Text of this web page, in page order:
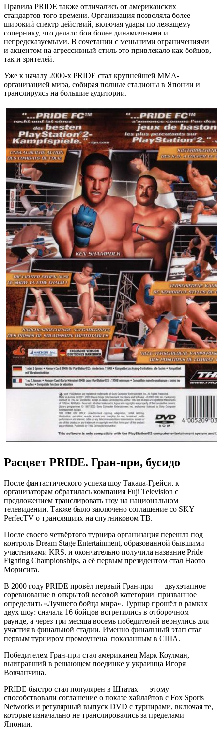
Правила PRIDE также отличались от американских
стандартов того времени. Организация позволяла более
широкий спектр действий, включая удары по лежащему
сопернику, что делало бои более динамичными и
непредсказуемыми. В сочетании с меньшими ограничениями
и акцентом на агрессивный стиль это привлекало как бойцов,
так и зрителей.
Уже к началу 2000-х PRIDE стал крупнейшей ММА-
организацией мира, собирая полные стадионы в Японии и
транслируясь на большие аудитории.
Расцвет PRIDE. Гран-при, бусидо
После фантастического успеха шоу Такада-Грейси, к
организаторам обратилась компания Fuji Television с
предложением транслировать шоу на национальном
телевидении. Также было заключено соглашение со SKY
PerfecTV о трансляциях на спутниковом ТВ.
После своего четвёртого турнира организация перешла под
контроль Dream Stage Entertainment, образованной бывшими
участниками KRS, и окончательно получила название Pride
Fighting Championships, а её первым президентом стал Наото
Морисита.
В 2000 году PRIDE провёл первый Гран-при — двухэтапное
соревнование в открытой весовой категории, призванное
определить «Лучшего бойца мира». Турнир прошёл в рамках
двух шоу: сначала 16 бойцов встретились в отборочном
раунде, а через три месяца восемь победителей вернулись для
участия в финальной стадии. Именно финальный этап стал
первым турниром промоушена, показанным в США.
Победителем Гран-при стал американец Марк Коулман,
выигравший в решающем поединке у украинца Игоря
Вовчанчина.
PRIDE быстро стал популярен в Штатах — этому
способствовали соглашение о показе хайлайтов с Fox Sports
Networks и регулярный выпуск DVD с турнирами, включая те,
которые изначально не транслировались за пределами
Японии.